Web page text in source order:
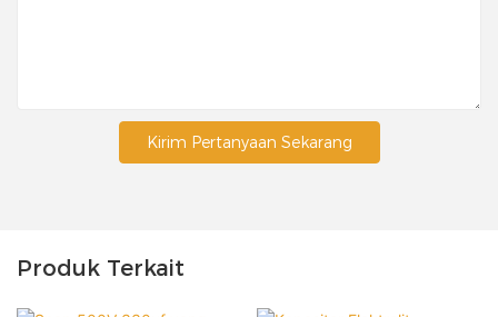
Kirim Pertanyaan Sekarang
Produk Terkait